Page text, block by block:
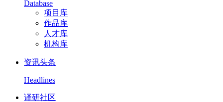
Database
项目库
作品库
人才库
机构库
资讯头条
Headlines
译研社区